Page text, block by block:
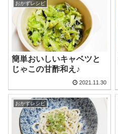
おかずレシピ
簡単おいしいキャベツと
じゃこの甘酢和え♪
2021.11.30
おかずレシピ